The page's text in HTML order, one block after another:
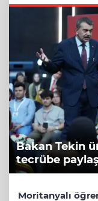
Bakan Tekin
tecrübe
Moritanyalı